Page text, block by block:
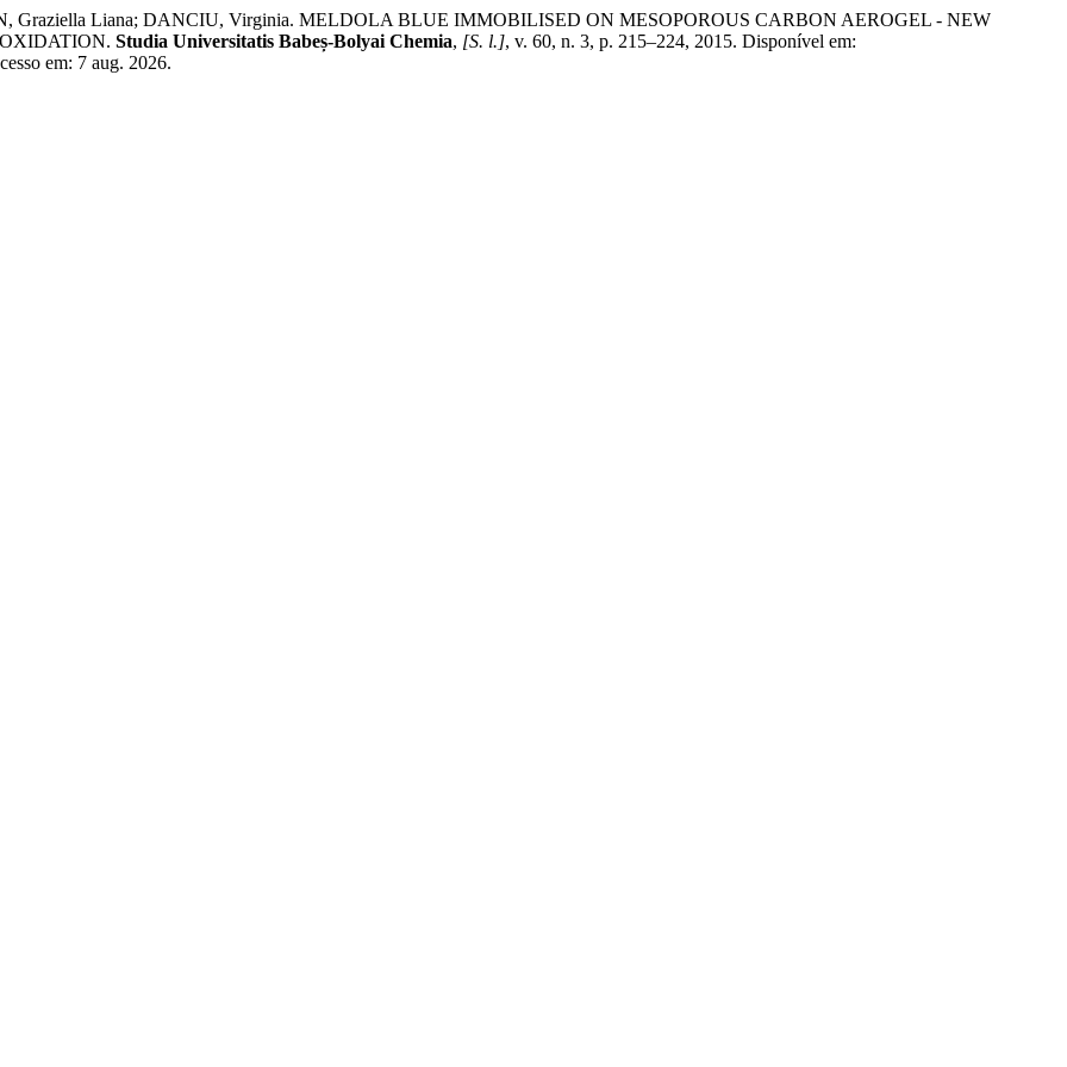
Graziella Liana; DANCIU, Virginia. MELDOLA BLUE IMMOBILISED ON MESOPOROUS CARBON AEROGEL - NEW
Studia Universitatis Babeș-Bolyai Chemia, [S. l.], v. 60, n. 3, p. 215–224, 2015. Disponível em:
em: 7 aug. 2026.